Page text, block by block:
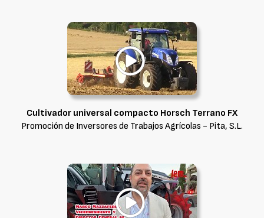
Cultivador universal compacto Horsch Terrano FX
Promoción de Inversores de Trabajos Agrícolas - Pita, S.L.